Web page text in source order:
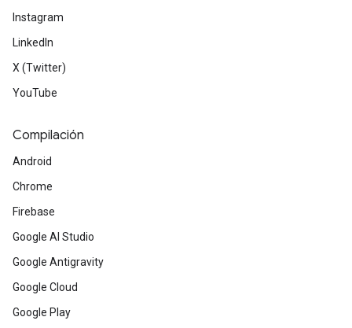
Instagram
LinkedIn
X (Twitter)
YouTube
Compilación
Android
Chrome
Firebase
Google AI Studio
Google Antigravity
Google Cloud
Google Play